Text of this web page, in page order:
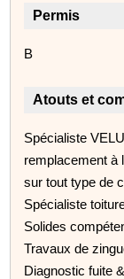
Permis
B
Atouts et
Spécialiste
remplacement à
sur tout type de
Spécialiste
Solides
Travaux de
Diagnostic fuite